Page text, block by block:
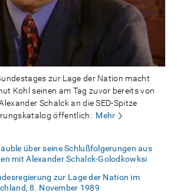
zur Lage der Nation macht
Kohl seinen am Tag zuvor bereits von
Schalck an die SED-Spitze
öffentlich: Mehr
über seine Schlußfolgerungen aus
mit Alexander Schalck-Golodkowksi
zur Lage der Nation im
8. November 1989